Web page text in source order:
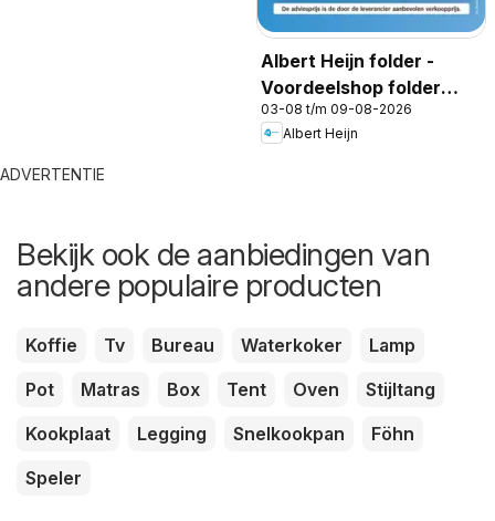
Albert Heijn folder -
Voordeelshop folder
week 32
03-08 t/m 09-08-2026
Albert Heijn
ADVERTENTIE
Bekijk ook de aanbiedingen van
andere populaire producten
Koffie Tv Bureau Waterkoker
Lamp
Pot
Matras Box Tent Oven
Stijltang
Kookplaat
Legging Snelkookpan
Föhn
Speler